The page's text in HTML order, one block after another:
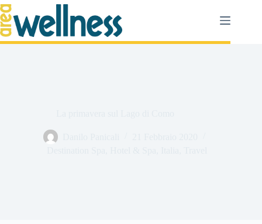
Salta
al
contenuto